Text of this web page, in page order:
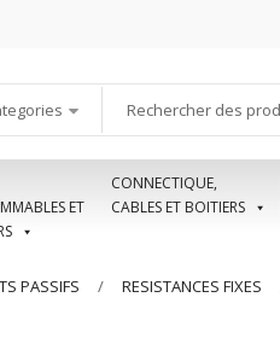
ET
CONNECTIQUE,
CABLES ET BOITIERS
PASSIFS RESISTANCES FIXES